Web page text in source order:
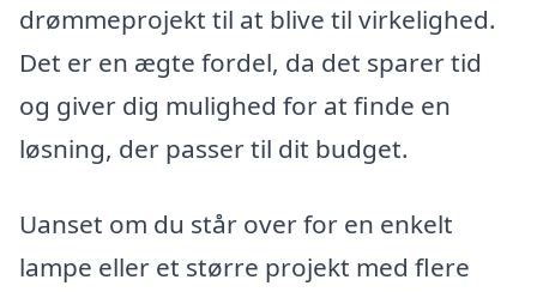
drømmeprojekt til at blive til virkelighed.
Det er en ægte fordel, da det sparer tid
og giver dig mulighed for at finde en
løsning, der passer til dit budget.
Uanset om du står over for en enkelt
lampe eller et større projekt med flere